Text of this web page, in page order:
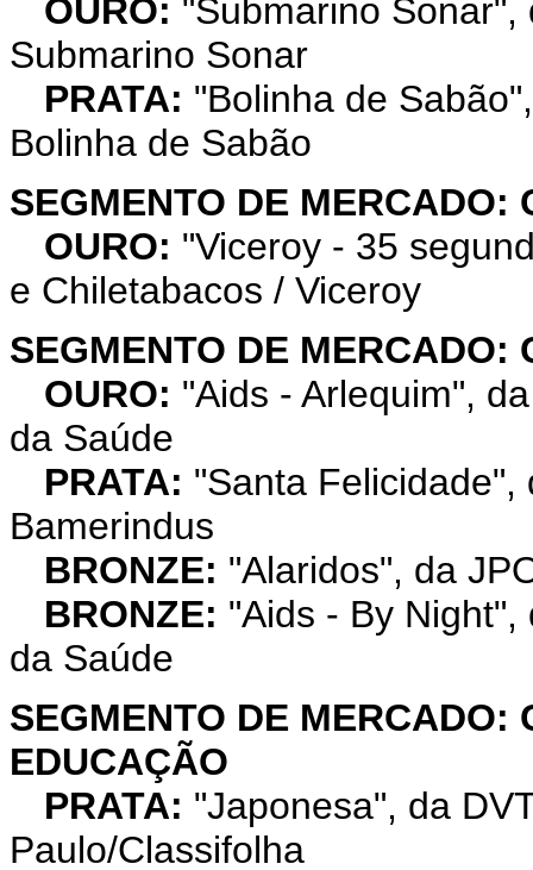
OURO: "Submarino
Submarino Sonar
PRATA: "Bolinha de
Bolinha de Sabão
SEGMENTO DE MERCADO:
OURO: "Viceroy - 35
e Chiletabacos / Viceroy
SEGMENTO DE MERCADO:
OURO: "Aids - Arlequim",
da Saúde
PRATA: "Santa
Bamerindus
BRONZE: "Alaridos", da
BRONZE: "Aids - By
da Saúde
SEGMENTO DE MERCADO:
EDUCAÇÃO
PRATA: "Japonesa", da
Paulo/Classifolha